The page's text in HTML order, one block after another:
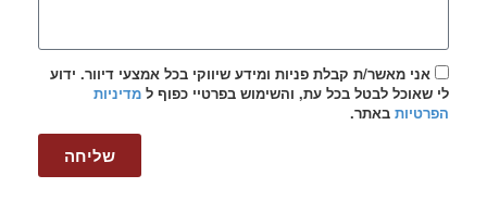
אני מאשר/ת קבלת פניות ומידע שיווקי בכל אמצעי דיוור. ידוע
לי שאוכל לבטל בכל עת, והשימוש בפרטיי כפוף ל מדיניות
הפרטיות באתר.
שליחה